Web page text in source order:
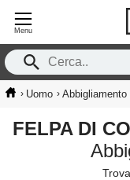
Menu
› Uomo › Abbigliamento
FELPA DI